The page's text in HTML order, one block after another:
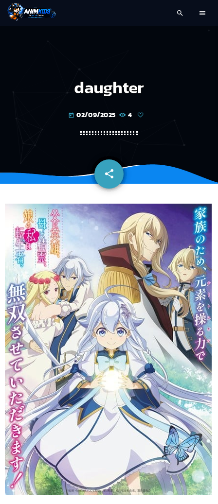
search menu
daughter
today 02/09/2025 4
share
email